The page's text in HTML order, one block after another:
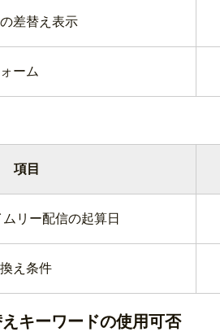
差替え表示
ーム
項目
リー配信の起算日
え条件
キーワードの使用可否